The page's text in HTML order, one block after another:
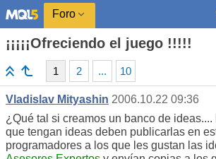
Foro
¡¡¡¡¡Ofreciendo el juego !!!!!
1 2 ... 10
Vladislav Mityashin 2006.10.22 09:36
¿Qué tal si creamos un banco de
que tengan ideas deben publicarlas en
programadores a los que les gustan las